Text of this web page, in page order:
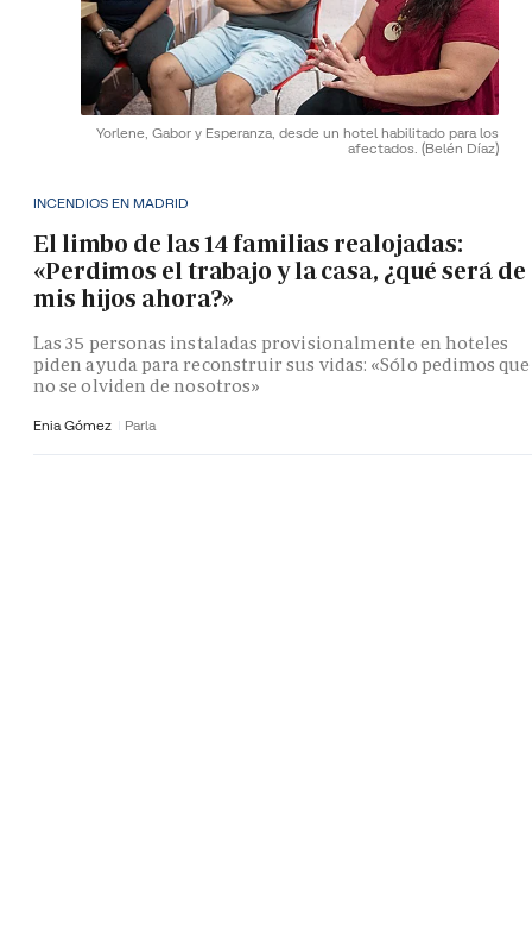
Yorlene, Gabor y Esperanza, desde un hotel habilitado para los
afectados. (Belén Díaz)
INCENDIOS EN MADRID
El limbo de las 14 familias realojadas:
«Perdimos el trabajo y la casa, ¿qué será de
mis hijos ahora?»
Las 35 personas instaladas provisionalmente en hoteles
piden ayuda para reconstruir sus vidas: «Sólo pedimos que
no se olviden de nosotros»
Enia Gómez Parla